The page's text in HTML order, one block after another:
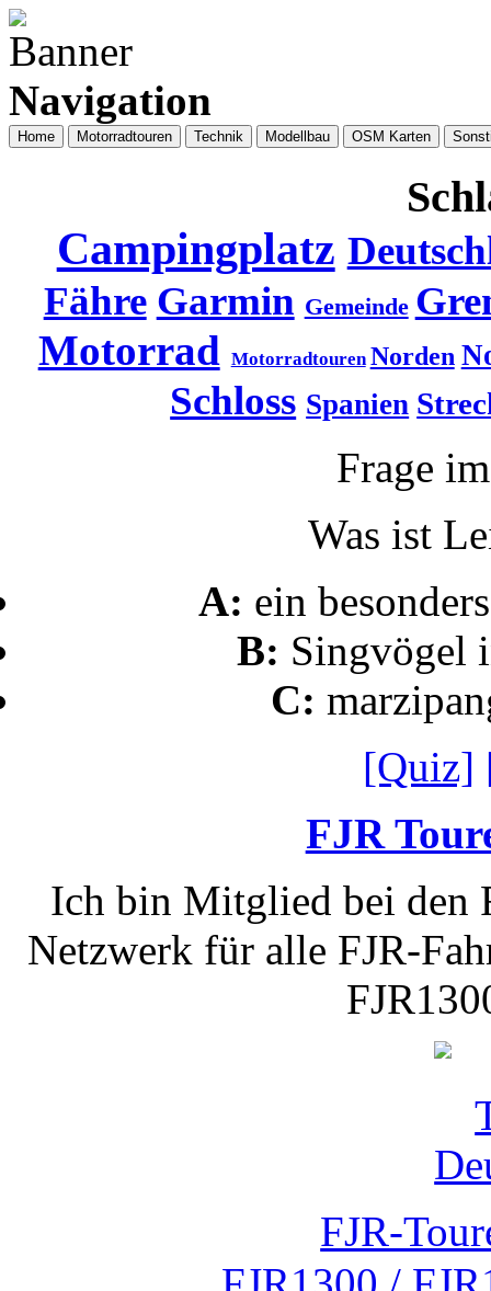
Navigation
Home Motorradtouren Technik Modellbau OSM Karten
Campingplatz
Fähre Garmin Gemeinde
Motorrad Motorradtouren Norden
Schloss Spanien
Frage
Was ist
A: ein
B: Singvögel
C:
[Quiz]
FJR
Ich bin Mitglied bei den
Netzwerk für alle FJR-
FJR-